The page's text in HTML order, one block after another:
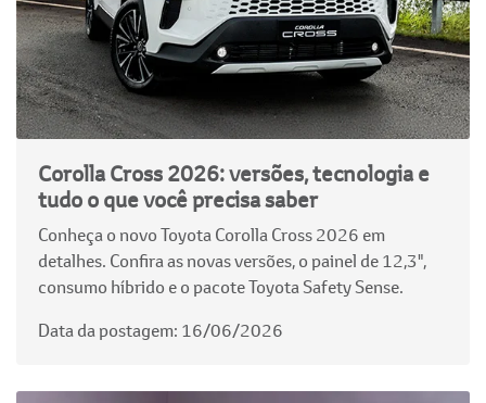
Corolla Cross 2026: versões, tecnologia e
tudo o que você precisa saber
Conheça o novo Toyota Corolla Cross 2026 em
detalhes. Confira as novas versões, o painel de 12,3",
consumo híbrido e o pacote Toyota Safety Sense.
Data da postagem: 16/06/2026